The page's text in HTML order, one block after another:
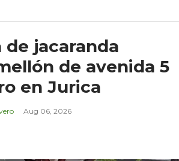
de jacaranda
de avenida 5
en Jurica
Aug 06, 2026